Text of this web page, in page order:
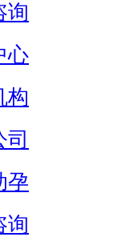
询
心
构
孕
询